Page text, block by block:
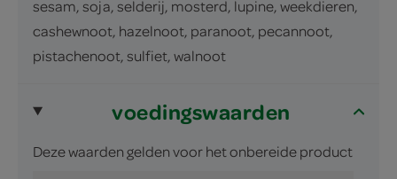
sesam, soja, selderij, mosterd, lupine, weekdieren,
cashewnoot, hazelnoot, paranoot, pecannoot,
pistachenoot, sulfiet, walnoot
voedingswaarden
Deze waarden gelden voor het onbereide product